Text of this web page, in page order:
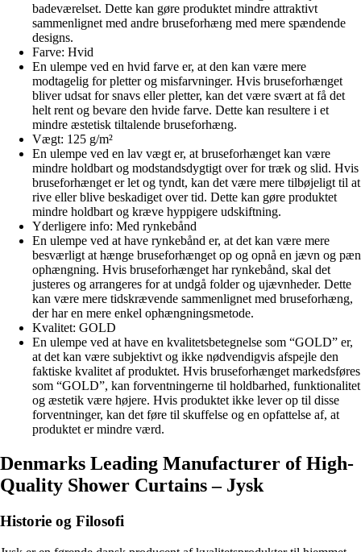
badeværelset. Dette kan gøre produktet mindre attraktivt
sammenlignet med andre bruseforhæng med mere spændende
designs.
Farve: Hvid
En ulempe ved en hvid farve er, at den kan være mere
modtagelig for pletter og misfarvninger. Hvis bruseforhænget
bliver udsat for snavs eller pletter, kan det være svært at få det
helt rent og bevare den hvide farve. Dette kan resultere i et
mindre æstetisk tiltalende bruseforhæng.
Vægt: 125 g/m²
En ulempe ved en lav vægt er, at bruseforhænget kan være
mindre holdbart og modstandsdygtigt over for træk og slid. Hvis
bruseforhænget er let og tyndt, kan det være mere tilbøjeligt til at
rive eller blive beskadiget over tid. Dette kan gøre produktet
mindre holdbart og kræve hyppigere udskiftning.
Yderligere info: Med rynkebånd
En ulempe ved at have rynkebånd er, at det kan være mere
besværligt at hænge bruseforhænget op og opnå en jævn og pæn
ophængning. Hvis bruseforhænget har rynkebånd, skal det
justeres og arrangeres for at undgå folder og ujævnheder. Dette
kan være mere tidskrævende sammenlignet med bruseforhæng,
der har en mere enkel ophængningsmetode.
Kvalitet: GOLD
En ulempe ved at have en kvalitetsbetegnelse som “GOLD” er,
at det kan være subjektivt og ikke nødvendigvis afspejle den
faktiske kvalitet af produktet. Hvis bruseforhænget markedsføres
som “GOLD”, kan forventningerne til holdbarhed, funktionalitet
og æstetik være højere. Hvis produktet ikke lever op til disse
forventninger, kan det føre til skuffelse og en opfattelse af, at
produktet er mindre værd.
Denmarks Leading Manufacturer of High-
Quality Shower Curtains – Jysk
Historie og Filosofi